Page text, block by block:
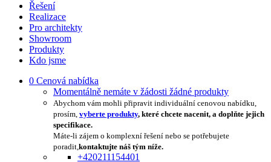
Řešení
Realizace
Pro architekty
Showroom
Produkty
Kdo jsme
0 Cenová nabídka
Momentálně nemáte v žádosti žádné produkty
Abychom vám mohli připravit individuální cenovou nabídku,
prosím, vyberte produkty, které chcete nacenit, a doplňte jejich
specifikace.
Máte-li zájem o komplexní řešení nebo se potřebujete
poradit,kontaktujte náš tým níže.
+420211154401